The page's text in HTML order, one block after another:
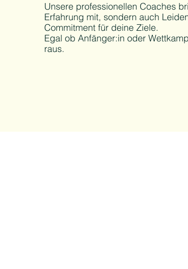
Unsere professionellen Coaches
Erfahrung mit, sondern auch
Commitment für deine Ziele.
Egal ob Anfänger:in oder
raus.